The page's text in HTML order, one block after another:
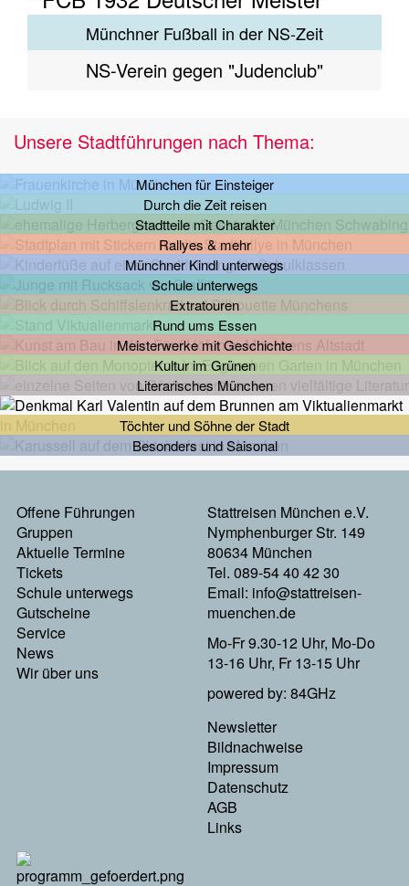
Münchner Fußball in der NS-Zeit
NS-Verein gegen "Judenclub"
Unsere Stadtführungen nach Thema:
München für Einsteiger
Durch die Zeit reisen
Stadtteile mit Charakter
Rallyes & mehr
Münchner Kindl unterwegs
Schule unterwegs
Extratouren
Rund ums Essen
Meisterwerke mit Geschichte
Kultur im Grünen
Literarisches München
Töchter und Söhne der Stadt
Besonders und Saisonal
Footermenu
Links
Offene Führungen
Gruppen
Aktuelle Termine
Tickets
Schule unterwegs
Gutscheine
Service
News
Wir über uns
Stattreisen München e.V.
Nymphenburger Str. 149
80634 München
Tel. 089-54 40 42 30
Email: info@stattreisen-
muenchen.de
Mo-Fr 9.30-12 Uhr, Mo-Do
13-16 Uhr, Fr 13-15 Uhr
powered by: 84GHz
Footer
Menu
Rechts
Newsletter
Bildnachweise
Impressum
Datenschutz
AGB
Links